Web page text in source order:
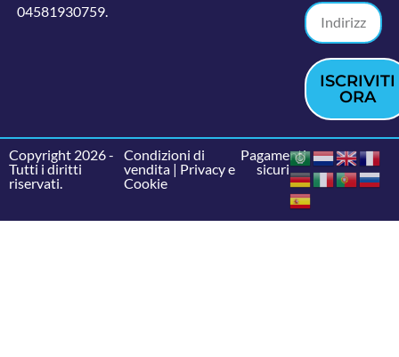
04581930759.
ISCRIVITI
ORA
Copyright 2026 -
Tutti i diritti
riservati.
Condizioni di
vendita| Privacy e
Cookie
Pagamenti
sicuri